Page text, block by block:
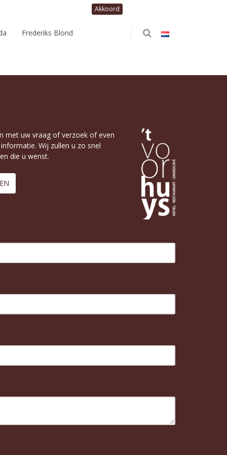
Frederiks Blond
met uw vraag of verzoek of even
Wij zullen u zo snel
die u wenst.